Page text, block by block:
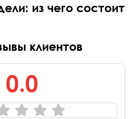
из чего состоит
клиентов
0.0